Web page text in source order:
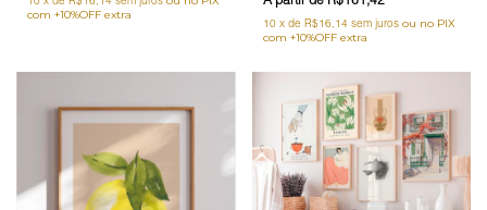
10 x de R$16,14 sem juros